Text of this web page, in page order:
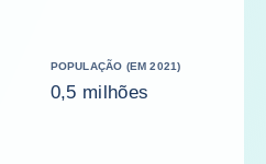
POPULAÇÃO (EM 2021)
0,5 milhões